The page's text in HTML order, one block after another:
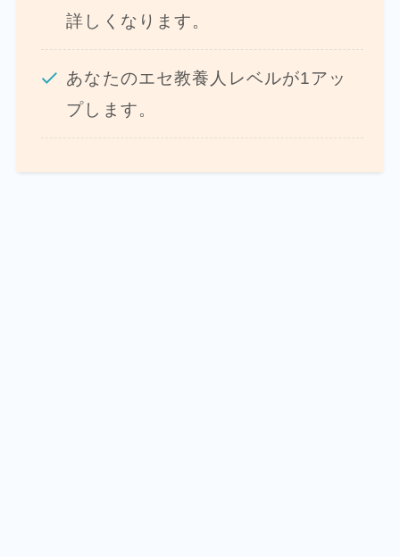
詳しくなります。
あなたのエセ教養人レベルが1アッ
プします。